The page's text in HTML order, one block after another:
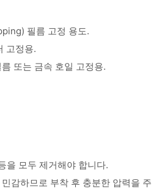
필름 고정 용도.
고정용.
또는 금속 호일 고정용.
을 모두 제거해야 합니다.
감하므로 부착 후 충분한 압력을 주